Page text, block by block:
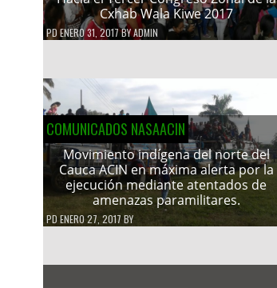
Cxhab Wala Kiwe 2017
PDENERO 31, 2017BYADMIN
COMUNICADOS NASAACIN
Movimiento indígena del norte del
Cauca ACIN en máxima alerta por la
ejecución mediante atentados de
amenazas paramilitares.
PD ENERO 27, 2017 BY